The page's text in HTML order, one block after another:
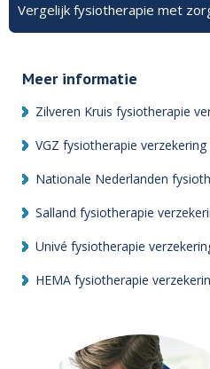
Vergelijk fysiotherapie met
Meer informatie
Zilveren Kruis fysiotherapie
VGZ fysiotherapie verzekering
Nationale Nederlanden
Salland fysiotherapie
Univé fysiotherapie
HEMA fysiotherapie